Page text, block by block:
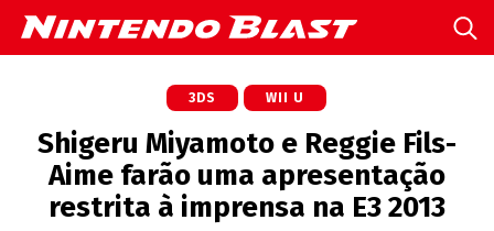
3DS WII U
Shigeru Miyamoto e Reggie Fils-
Aime farão uma apresentação
restrita à imprensa na E3 2013